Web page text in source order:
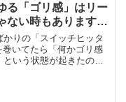
る「ゴリ感」はリー
ない時もあります
りの「スイッチヒッタ
巻いてたら「何かゴリ感
という状態が起きたので